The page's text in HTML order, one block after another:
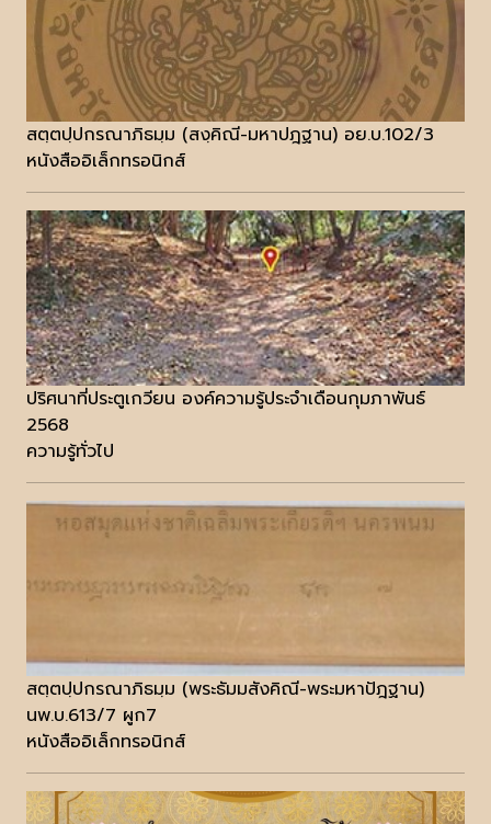
สตฺตปฺปกรณาภิธมฺม (สงฺคิณี-มหาปฎฐาน) อย.บ.102/3
หนังสืออิเล็กทรอนิกส์
ปริศนาที่ประตูเกวียน องค์ความรู้ประจำเดือนกุมภาพันธ์
2568
ความรู้ทั่วไป
สตฺตปฺปกรณาภิธมฺม (พระธัมมสังคิณี-พระมหาปัฎฐาน)
นพ.บ.613/7 ผูก7
หนังสืออิเล็กทรอนิกส์